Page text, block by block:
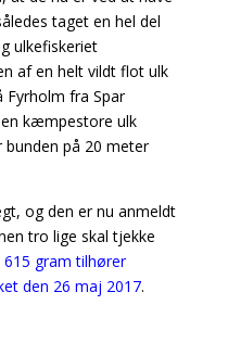
taget en hel del
ulkefiskeriet
af en helt vildt flot ulk
fra Spar
kæmpestore ulk
bunden på 20 meter
og den er nu anmeldt
tro lige skal tjekke
gram tilhører
den 26 maj 2017.